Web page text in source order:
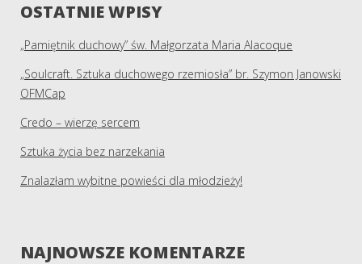
OSTATNIE WPISY
„Pamiętnik duchowy” św. Małgorzata Maria Alacoque
„Soulcraft. Sztuka duchowego rzemiosła” br. Szymon Janowski
OFMCap
Credo – wierzę sercem
Sztuka życia bez narzekania
Znalazłam wybitne powieści dla młodzieży!
NAJNOWSZE KOMENTARZE